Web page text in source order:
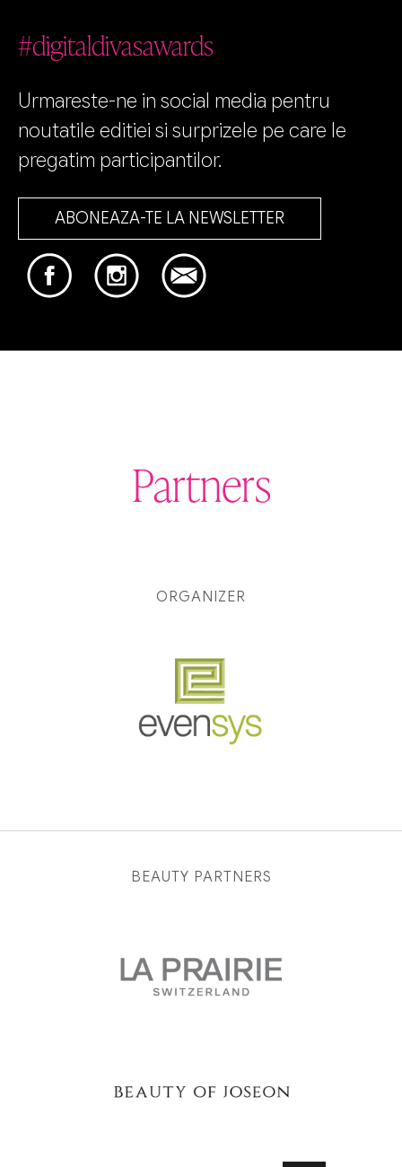
#digitaldivasawards
Urmareste-ne in social media pentru
noutatile editiei si surprizele pe care le
pregatim participantilor.
ABONEAZA-TE LA NEWSLETTER
Partners
ORGANIZER
BEAUTY PARTNERS